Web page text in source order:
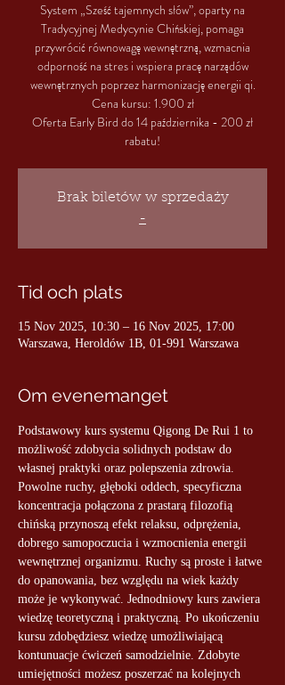
System „Sześć tajemnych słów”, oparty na
Tradycyjnej Medycynie Chińskiej, pomaga
przywrócić równowagę wewnętrzną, wzmacnia
odporność na stres i wspiera pracę narządów
wewnętrznych poprzez harmonizację energii qi.
Cena kursu: 1.900 zł
Oferta Early Bird do 14 października - 200 zł
rabatu!
Brak biletów w sprzedaży
-
Tid och plats
15 Nov 2025, 10:30 – 16 Nov 2025, 17:00
Warszawa, Heroldów 1B, 01-991 Warszawa
Om evenemanget
Podstawowy kurs systemu Qigong De Rui 1 to
możliwość zdobycia solidnych podstaw do
własnej praktyki oraz polepszenia zdrowia.
Powolne ruchy, głęboki oddech, specyficzna
koncentracja połączona z prastarą filozofią
chińską przynoszą efekt relaksu, odprężenia,
dobrego samopoczucia i wzmocnienia energii
wewnętrznej organizmu. Ruchy są proste i łatwe
do opanowania, bez względu na wiek każdy
może je wykonywać. Jednodniowy kurs zawiera
wiedzę teoretyczną i praktyczną. Po ukończeniu
kursu zdobędziesz wiedzę umożliwiającą
kontunuacje ćwiczeń samodzielnie. Zdobyte
umiejętności możesz poszerzać na kolejnych